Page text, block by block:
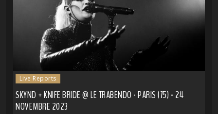
Live Reports
SKYND + KNIFE BRIDE @ LE TRABENDO - PARIS (75) - 24
NOVEMBRE 2023